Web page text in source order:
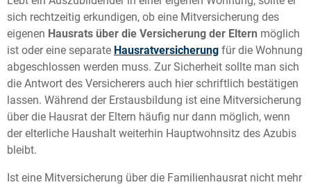
sich rechtzeitig erkundigen, ob eine Mitversicherung des
eigenen Hausrats über die Versicherung der Eltern möglich
ist oder eine separate Hausratversicherung für die Wohnung
abgeschlossen werden muss. Zur Sicherheit sollte man sich
die Antwort des Versicherers auch hier schriftlich bestätigen
lassen. Während der Erstausbildung ist eine Mitversicherung
über die Hausrat der Eltern häufig nur dann möglich, wenn
der elterliche Haushalt weiterhin Hauptwohnsitz des Azubis
bleibt.
Ist eine Mitversicherung über die Familienhausrat nicht mehr